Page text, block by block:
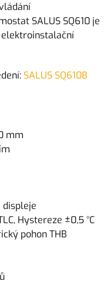
SALUS SQ610 je
SALUS SQ610B
mm
displeje
Hystereze ±0,5 °C
pohon THB